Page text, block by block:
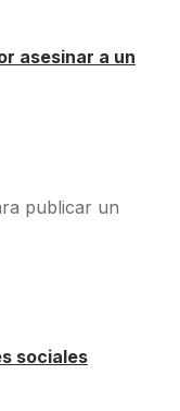
asesinar a un
publicar un
sociales